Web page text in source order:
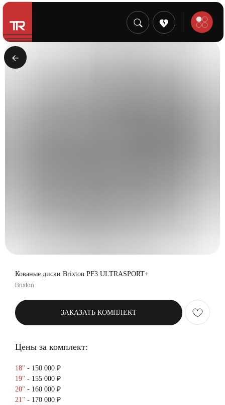
Кованые диски Brixton PF3 ULTRASPORT+
Brixton
ЗАКАЗАТЬ КОМПЛЕКТ
Цены за комплект:
18" - 150 000 ₽
19" - 155 000 ₽
20" - 160 000 ₽
21" - 170 000 ₽